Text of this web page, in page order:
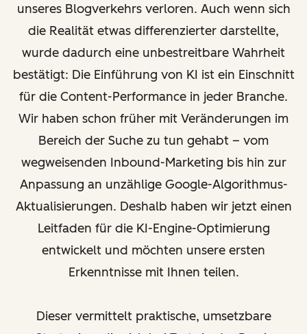
unseres Blogverkehrs verloren. Auch wenn sich
die Realität etwas differenzierter darstellte,
wurde dadurch eine unbestreitbare Wahrheit
bestätigt: Die Einführung von KI ist ein Einschnitt
für die Content-Performance in jeder Branche.
Wir haben schon früher mit Veränderungen im
Bereich der Suche zu tun gehabt – vom
wegweisenden Inbound-Marketing bis hin zur
Anpassung an unzählige Google-Algorithmus-
Aktualisierungen. Deshalb haben wir jetzt einen
Leitfaden für die KI-Engine-Optimierung
entwickelt und möchten unsere ersten
Erkenntnisse mit Ihnen teilen.
Dieser vermittelt praktische, umsetzbare